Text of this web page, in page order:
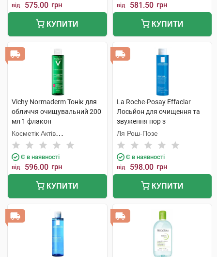
від 575.00 грн
КУПИТИ
від 581.50 грн
КУПИТИ
Vichy Normaderm Тонік для
обличчя очищувальний 200
мл 1 флакон
Косметік Актів
Інтернаціональ
Є в наявності
від 596.00 грн
КУПИТИ
La Roche-Posay Effaclar
Лосьйон для очищення та
звуження пор з
відлущуючим ефектом 200
мл 1 флакон
Ля Рош-Позе
Є в наявності
від 598.00 грн
КУПИТИ